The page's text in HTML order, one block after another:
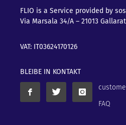
FLIO is a Service provided by
Via Marsala 34/A – 21013
VAT: IT03624170126
BLEIBE IN KONTAKT
FAQ